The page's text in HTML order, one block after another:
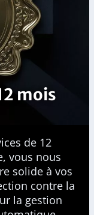
mois
de 12
vous nous
solide à vos
contre la
la gestion